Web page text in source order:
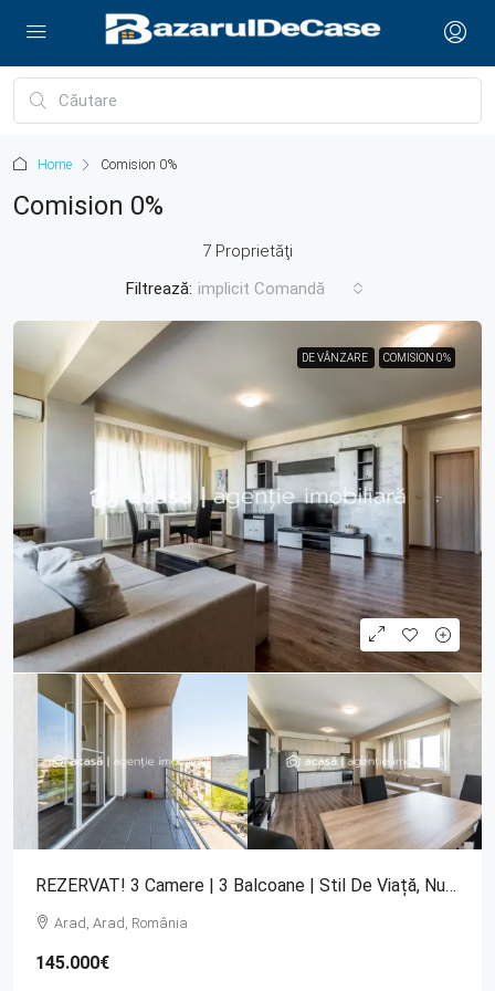
Home Comision 0%
Comision 0%
7 Proprietăţi
Filtrează: implicit Comandă
DE VÂNZARE COMISION 0%
DE VÂNZARE COMISION 0%
REZERVAT! 3 Camere | 3 Balcoane | Stil De Viață, Nu Doar Un Apartament
Arad, Arad, România
145.000€